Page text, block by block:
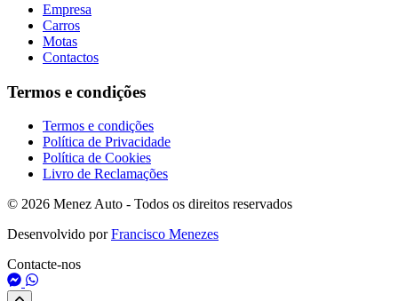
Empresa
Carros
Motas
Contactos
Termos e condições
Termos e condições
Política de Privacidade
Política de Cookies
Livro de Reclamações
© 2026 Menez Auto - Todos os direitos reservados
Desenvolvido porFrancisco Menezes
Contacte-nos